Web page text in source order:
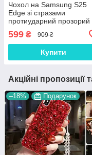
Чохол на Samsung S25
Edge зі стразами
протиударний прозорий
TPU "DIAMOND"
599 ₴ 909 ₴
Купити
Акційні пропозиції
–18% Подарунок